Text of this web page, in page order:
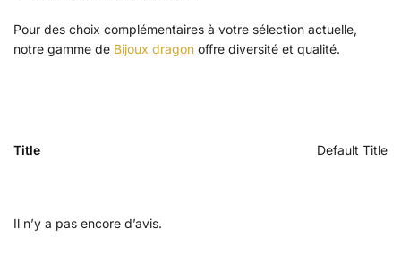
Pour des choix complémentaires à votre sélection actuelle,
notre gamme de Bijoux dragon offre diversité et qualité.
Title Default Title
Il n’y a pas encore d’avis.